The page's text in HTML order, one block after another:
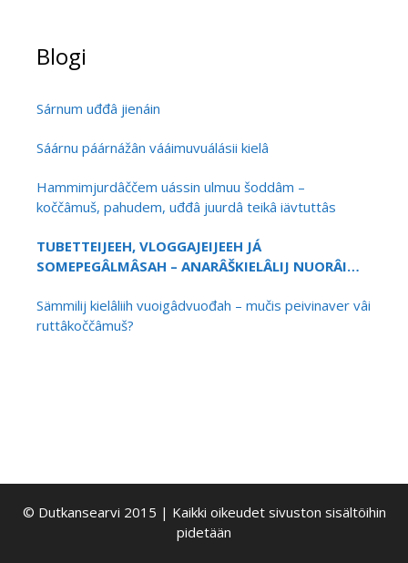
Blogi
Sárnum uđđâ jienáin
Sáárnu páárnážân vááimuvuálásii kielâ
Hammimjurdâččem uássin ulmuu šoddâm –
koččâmuš, pahudem, uđđâ juurdâ teikâ iävtuttâs
TUBETTEIJEEH, VLOGGAJEIJEEH JÁ
SOMEPEGÂLMÂSAH – ANARÂŠKIELÂLIJ NUORÂI
Sämmilij kielâliih vuoigâdvuođah – mučis peivinaver vâi
ruttâkoččâmuš?
© Dutkansearvi 2015 | Kaikki oikeudet sivuston sisältöihin
pidetään